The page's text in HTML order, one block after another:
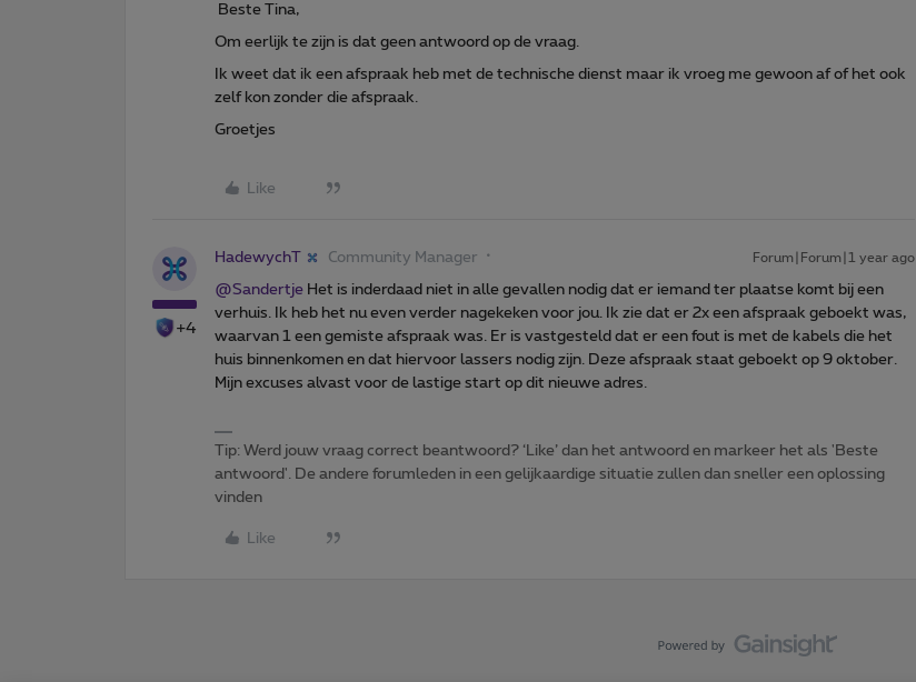
Beste Tina,
Om eerlijk te zijn is dat geen antwoord op de vraag.
Ik weet dat ik een afspraak heb met de technische dienst maar ik vroeg me gewoon af of het ook
zelf kon zonder die afspraak.
Groetjes
Like
+4
HadewychT Community Manager Forum|Forum|1 year ago
@Sandertje Het is inderdaad niet in alle gevallen nodig dat er iemand ter plaatse komt bij een
verhuis. Ik heb het nu even verder nagekeken voor jou. Ik zie dat er 2x een afspraak geboekt was,
waarvan 1 een gemiste afspraak was. Er is vastgesteld dat er een fout is met de kabels die het
huis binnenkomen en dat hiervoor lassers nodig zijn. Deze afspraak staat geboekt op 9 oktober.
Mijn excuses alvast voor de lastige start op dit nieuwe adres.
Tip: Werd jouw vraag correct beantwoord? ‘Like’ dan het antwoord en markeer het als 'Beste
antwoord'. De andere forumleden in een gelijkaardige situatie zullen dan sneller een oplossing
vinden
Like